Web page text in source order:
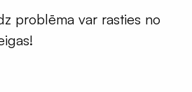
problēma var rasties no